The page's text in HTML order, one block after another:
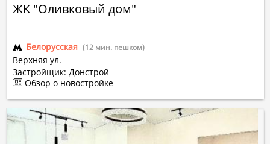
ЖК "Оливковый дом"
Белорусская (12 мин. пешком)
Верхняя ул.
Застройщик: Донстрой
Обзор о новостройке